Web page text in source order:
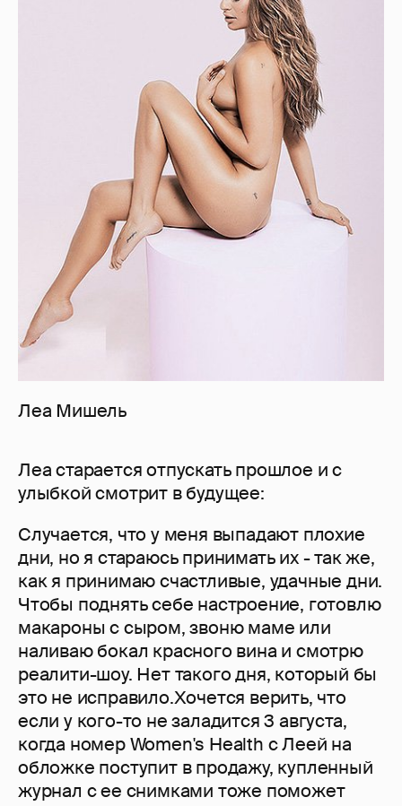
Леа Мишель
Леа старается отпускать прошлое и с
улыбкой смотрит в будущее:
Случается, что у меня выпадают плохие
дни, но я стараюсь принимать их - так же,
как я принимаю счастливые, удачные дни.
Чтобы поднять себе настроение, готовлю
макароны с сыром, звоню маме или
наливаю бокал красного вина и смотрю
реалити-шоу. Нет такого дня, который бы
это не исправило.Хочется верить, что
если у кого-то не заладится 3 августа,
когда номер Women's Health с Леей на
обложке поступит в продажу, купленный
журнал с ее снимками тоже поможет